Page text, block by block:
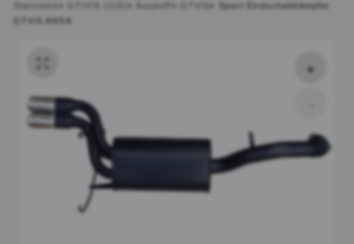
Startseite » » Auspuff » »
Sport-Endschalldämpfer
GTV/6 ANSA